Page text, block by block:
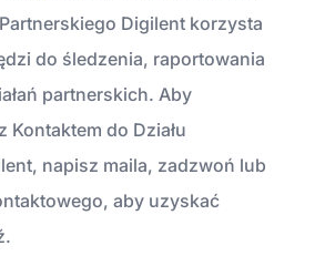
Digilent korzysta
do śledzenia, raportowania
partnerskich. Aby
Kontaktem do Działu
napisz maila, zadzwoń lub
aby uzyskać